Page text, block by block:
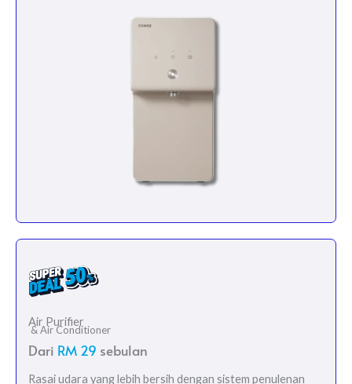
Air Purifier
& Air Conditioner
Dari RM 29 sebulan
Rasai udara yang lebih bersih dengan sistem penulenan